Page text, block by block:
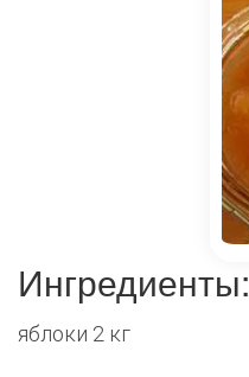
Ингредиенты:
яблоки 2 кг